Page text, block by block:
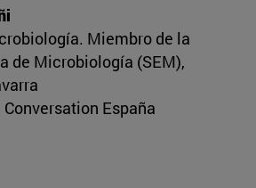
Miembro de la
de Microbiología (SEM),
Conversation España